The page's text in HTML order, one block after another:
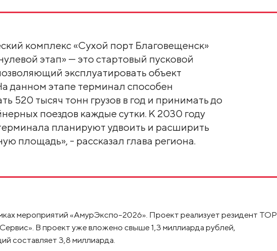
комплекс «Сухой порт Благовещенск»
этап» — это стартовый пусковой
эксплуатировать объект
данном этапе терминал способен
520 тысяч тонн грузов в год и принимать до
поездов каждые сутки. К 2030 году
планируют удвоить и расширить
площадь», - рассказал глава региона.
мероприятий «АмурЭкспо-2026». Проект реализует резидент ТОР
В проект уже вложено свыше 1,3 миллиарда рублей,
составляет 3,8 миллиарда.